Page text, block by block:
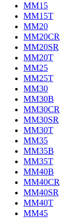
MM15
MM15T
MM20
MM20CR
MM20SR
MM20T
MM25
MM25T
MM30
MM30B
MM30CR
MM30SR
MM30T
MM35
MM35B
MM35T
MM40B
MM40CR
MM40SR
MM40T
MM45